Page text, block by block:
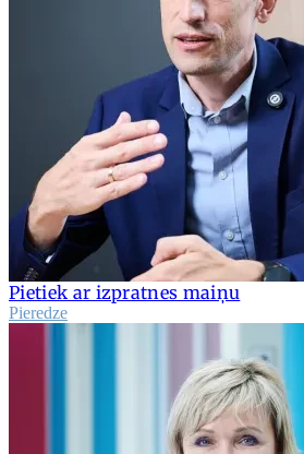
Pietiek ar izpratnes maiņu
Pieredze